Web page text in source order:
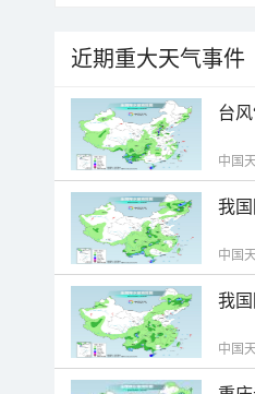
近期重大天气事件
台
中国
我
中国
我
中国